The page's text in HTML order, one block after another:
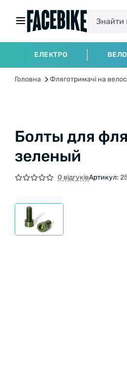
ЕЛЕКТРО
Головна Фляготримачі на
Болты для
зеленый
0 відгуківАртикул: